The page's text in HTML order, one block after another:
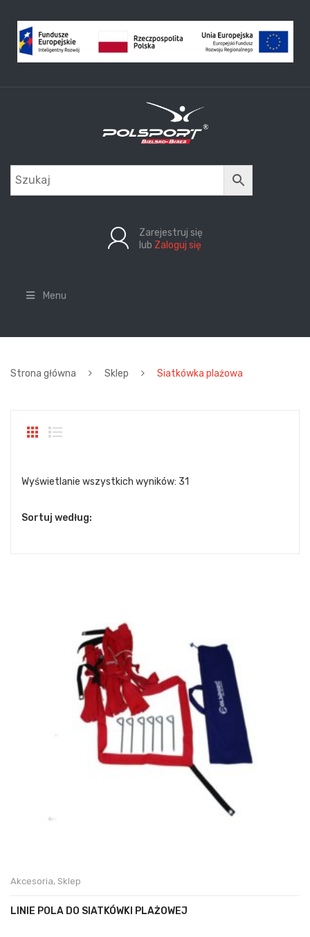
Zarejestruj się
lub Zaloguj się
Menu
Strona główna Sklep Siatkówka plażowa
Wyświetlanie wszystkich wyników: 31
Sortuj według:
Akcesoria, Sklep
LINIE POLA DO SIATKÓWKI PLAŻOWEJ